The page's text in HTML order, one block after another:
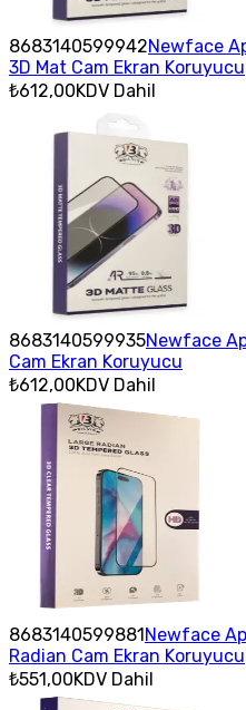
8683140599942Newface
3D Mat Cam Ekran Koruyucu
₺612,00KDV Dahil
8683140599935Newface
Cam Ekran Koruyucu
₺612,00KDV Dahil
8683140599881Newface
Radian Cam Ekran Koruyucu
₺551,00KDV Dahil